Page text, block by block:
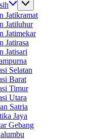
Jatikramat
Jatiluhur
Jatimekar
Jatirasa
Jatisari
Selatan
Barat
Timur
Utara
Satria
Jaya
Gebang